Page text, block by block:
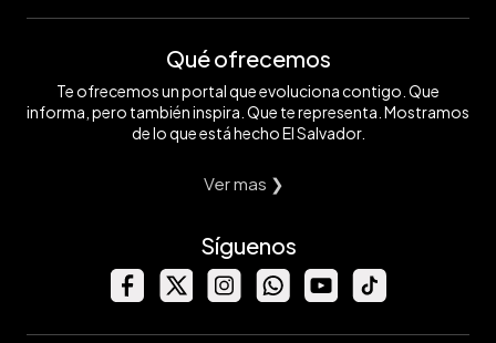
Qué ofrecemos
Te ofrecemos un portal que evoluciona contigo. Que
informa, pero también inspira. Que te representa. Mostramos
de lo que está hecho El Salvador.
Ver mas ❯
Síguenos